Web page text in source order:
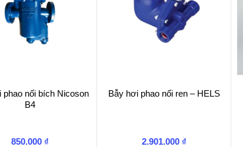
phao nối bích Nicoson
B4
850.000 ₫
Bẫy hơi phao nối ren – HELS
2.901.000 ₫